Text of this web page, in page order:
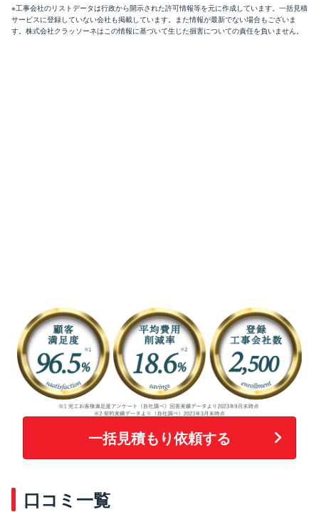
※工事会社のリストデータは行政から開示された許可情報等を元に作成しています。一括見積
サービスに登録していない会社も掲載しています。また情報が最新でない場合もございま
す。株式会社クラッソーネはこの情報に基づいて生じた損害についての責任を負いません。
一括見積もり依頼する
口コミ一覧